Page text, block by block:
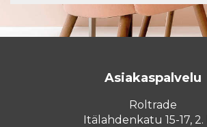
Asiakaspalvelu
Roltrade
Itälahdenkatu 15-17, 2.